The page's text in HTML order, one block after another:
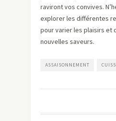
raviront vos convives.
explorer les différentes
pour varier les plaisirs et
nouvelles saveurs.
ASSAISONNEMENT